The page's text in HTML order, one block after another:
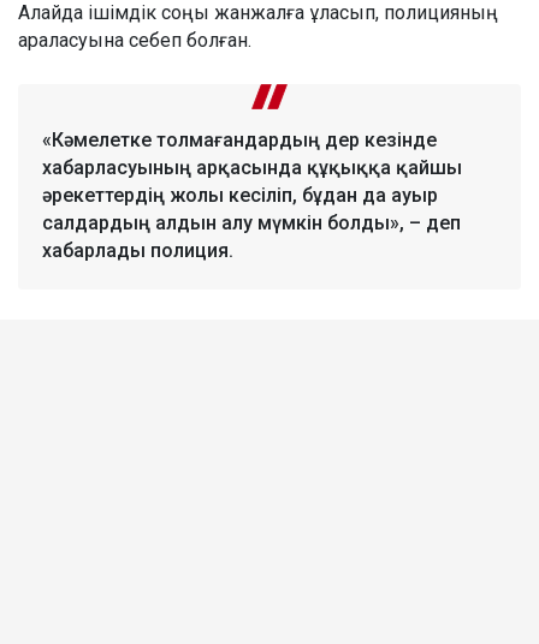
Алайда ішімдік соңы жанжалға ұласып, полицияның
араласуына себеп болған.
«Кәмелетке толмағандардың дер кезінде
хабарласуының арқасында құқыққа қайшы
әрекеттердің жолы кесіліп, бұдан да ауыр
салдардың алдын алу мүмкін болды», – деп
хабарлады полиция.